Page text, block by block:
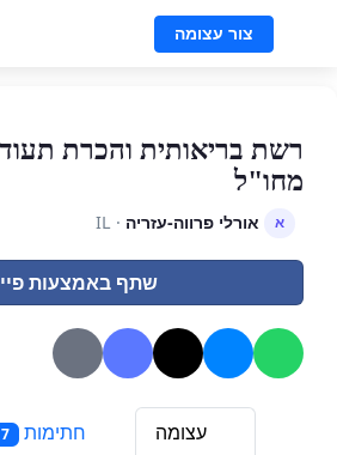
צור עצומה
רשת בריאותית והכרת
מחו"ל
א אורלי פרווה-עזריה · IL
שתף באמצעות
עצומה חתימות